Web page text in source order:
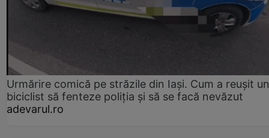
Urmărire comică pe străzile din Iași. Cum a reușit un
biciclist să fenteze poliția și să se facă nevăzut
adevarul.ro